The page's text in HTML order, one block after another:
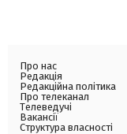
Про нас
Редакція
Редакційна політика
Про телеканал
Телеведучі
Вакансії
Структура власності